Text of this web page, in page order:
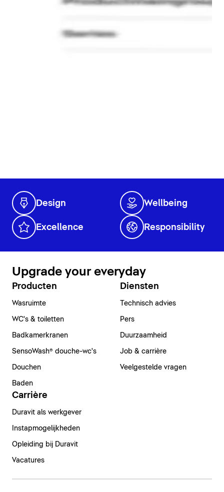
Design Wellbeing
Excellence Responsibility
Upgrade your everyday
Producten
Wasruimte
WC's & toiletten
Badkamerkranen
SensoWash® douche-wc's
Douchen
Baden
Diensten
Technisch advies
Pers
Duurzaamheid
Job & carrière
Veelgestelde vragen
Carrière
Duravit als werkgever
Instapmogelijkheden
Opleiding bij Duravit
Vacatures